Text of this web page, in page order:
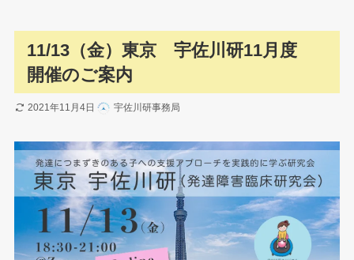
11/13（金）東京 宇佐川研11月度
開催のご案内
2021年11月4日 宇佐川研事務局